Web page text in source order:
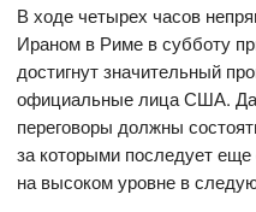
В ходе четырех часов
Ираном в Риме в субботу
достигнут значительный
официальные лица США.
переговоры должны
за которыми последует
на высоком уровне в